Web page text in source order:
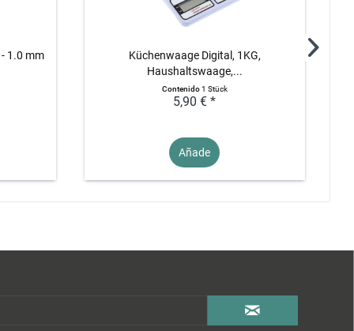
1.0 mm
Küchenwaage Digital, 1KG,
Haushaltswaage,...
Contenido1 Stück
5,90 € *
Añade